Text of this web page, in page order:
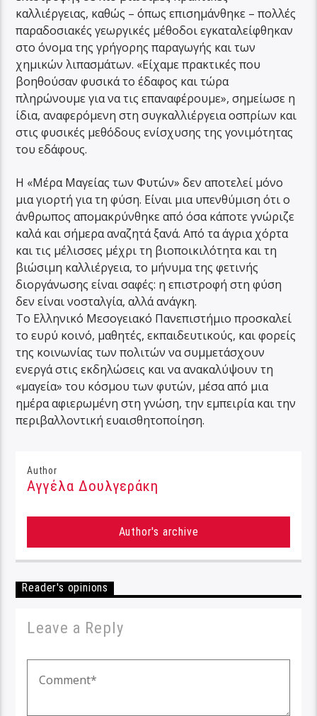
καλλιέργειας, καθώς – όπως επισημάνθηκε – πολλές
παραδοσιακές γεωργικές μέθοδοι εγκαταλείφθηκαν
στο όνομα της γρήγορης παραγωγής και των
χημικών λιπασμάτων. «Είχαμε πρακτικές που
βοηθούσαν φυσικά το έδαφος και τώρα
πληρώνουμε για να τις επαναφέρουμε», σημείωσε η
ίδια, αναφερόμενη στη συγκαλλιέργεια οσπρίων και
στις φυσικές μεθόδους ενίσχυσης της γονιμότητας
του εδάφους.
Η «Μέρα Μαγείας των Φυτών» δεν αποτελεί μόνο
μια γιορτή για τη φύση. Είναι μια υπενθύμιση ότι ο
άνθρωπος απομακρύνθηκε από όσα κάποτε γνώριζε
καλά και σήμερα αναζητά ξανά. Από τα άγρια χόρτα
και τις μέλισσες μέχρι τη βιοποικιλότητα και τη
βιώσιμη καλλιέργεια, το μήνυμα της φετινής
διοργάνωσης είναι σαφές: η επιστροφή στη φύση
δεν είναι νοσταλγία, αλλά ανάγκη.
Το Ελληνικό Μεσογειακό Πανεπιστήμιο προσκαλεί
το ευρύ κοινό, μαθητές, εκπαιδευτικούς, και φορείς
της κοινωνίας των πολιτών να συμμετάσχουν
ενεργά στις εκδηλώσεις και να ανακαλύψουν τη
«μαγεία» του κόσμου των φυτών, μέσα από μια
ημέρα αφιερωμένη στη γνώση, την εμπειρία και την
περιβαλλοντική ευαισθητοποίηση.
Author
Αγγέλα Δουλγεράκη
Author's archive
Reader's opinions
Leave a Reply